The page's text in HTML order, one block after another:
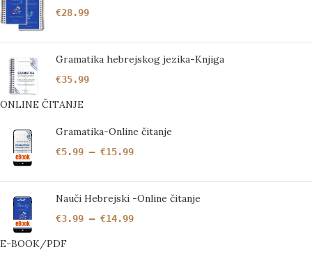
€28.99
Gramatika hebrejskog jezika-Knjiga
€35.99
ONLINE ČITANJE
Gramatika-Online čitanje
€5.99 – €15.99
Nauči Hebrejski -Online čitanje
€3.99 – €14.99
E-BOOK/PDF